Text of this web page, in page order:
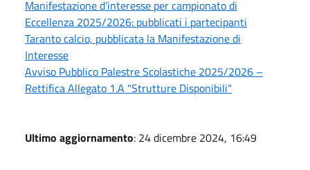
Manifestazione d’interesse per campionato di
Eccellenza 2025/2026: pubblicati i partecipanti
Taranto calcio, pubblicata la Manifestazione di
Interesse
Avviso Pubblico Palestre Scolastiche 2025/2026 –
Rettifica Allegato 1.A "Strutture Disponibili"
Ultimo aggiornamento: 24 dicembre 2024, 16:49